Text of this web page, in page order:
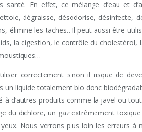
santé. En effet, ce mélange d’eau et
dégraisse, désodorise, désinfecte,
élimine les taches…Il peut aussi être
la digestion, le contrôle du cholestérol,
correctement sinon il risque de
un liquide totalement bio donc
à d’autres produits comme la javel ou
du dichlore, un gaz extrêmement
Nous verrons plus loin les erreurs à